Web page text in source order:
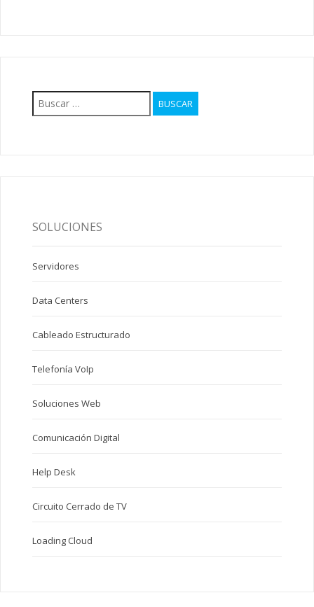
SOLUCIONES
Servidores
Data Centers
Cableado Estructurado
Telefonía VoIp
Soluciones Web
Comunicación Digital
Help Desk
Circuito Cerrado de TV
Loading Cloud